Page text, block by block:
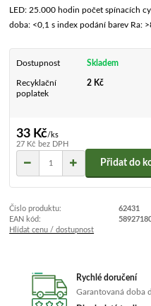
LED: 25.000 hodin počet spínacích
doba: <0,1 s index podání barev Ra:
Dostupnost Skladem
Recyklační
poplatek
2 Kč
33 Kč/ks
27 Kč bez DPH
Přidat do
Číslo produktu:
62431
EAN kód:
Hlídat cenu / dostupnost
Rychlé doručení
Garantovaná doba